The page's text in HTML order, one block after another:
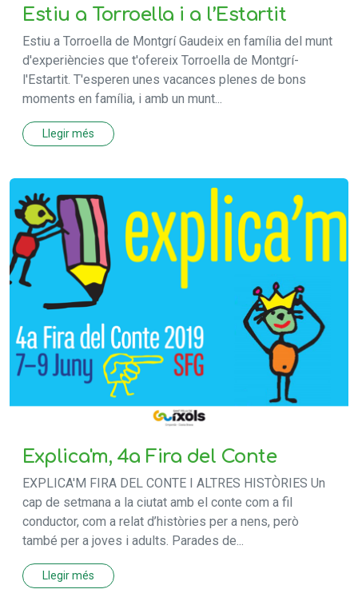
Estiu a Torroella i a l’Estartit
Estiu a Torroella de Montgrí Gaudeix en família del munt
d'experiències que t'ofereix Torroella de Montgrí-
l'Estartit. T'esperen unes vacances plenes de bons
moments en família, i amb un munt...
Llegir més
Explica'm, 4a Fira del Conte
EXPLICA'M FIRA DEL CONTE I ALTRES HISTÒRIES Un
cap de setmana a la ciutat amb el conte com a fil
conductor, com a relat d’històries per a nens, però
també per a joves i adults. Parades de...
Llegir més